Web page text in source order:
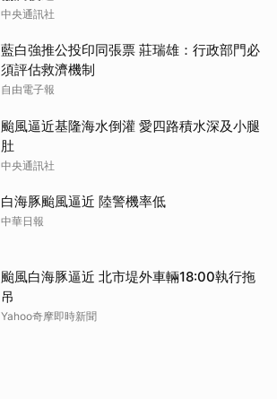
中央通訊社
藍白強推公投印同張票 莊瑞雄：行政部門必
須評估救濟機制
自由電子報
颱風逼近基隆海水倒灌 愛四路積水深及小腿
肚
中央通訊社
白海豚颱風逼近 陸警機率低
中華日報
颱風白海豚逼近 北市堤外車輛18:00執行拖
吊
Yahoo奇摩即時新聞